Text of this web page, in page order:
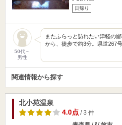
日帰り
50代～
男性
またふらっと訪れたい津軽の
から、徒歩で約3分。県道267
関連情報から探す
北小苑温泉
4.0点/ 3 件